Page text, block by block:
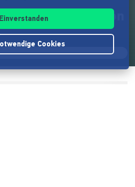
- Poesie von
Einverstanden
Cookies